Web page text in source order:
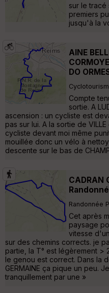
sur le tracé
premiers
jusqu'à la
AINE
DO
Compte
sortie. A
ascension : un cycliste est
pas sur lui. A la sortie de
cycliste devant moi même
mouillée donc un vélo à
descente sur le bas de
CADRAN
Randonnée
Cet après
paysage
vitesse
sur des chemins corrects. je
partie, la T° est légèrement >
le genou est correct. Dans la
GERMAINE ça pique un peu.
tranquillement par une »